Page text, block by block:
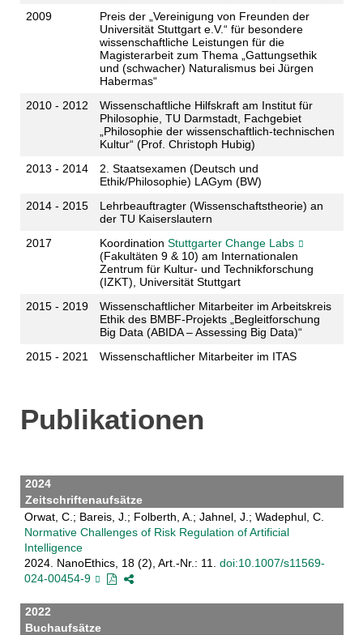
2009
Preis der „Vereinigung von Freunden der
Universität Stuttgart e.V.“ für besondere
wissenschaftliche Leistungen für die
Magisterarbeit zum Thema „Gattungsethik
und (schwacher) Naturalismus bei Jürgen
Habermas“
2010 - 2012
Wissenschaftliche Hilfskraft am Institut für
Philosophie, TU Darmstadt, Fachgebiet
„Philosophie der wissenschaftlich-technischen
Kultur“ (Prof. Christoph Hubig)
2013 - 2014
2. Staatsexamen (Deutsch und
Ethik/Philosophie) LAGym (BW)
2014 - 2015
Lehrbeauftragter (Wissenschaftstheorie) an
der TU Kaiserslautern
2017
Koordination Stuttgarter Change Labs
(Fakultäten 9 & 10) am Internationalen
Zentrum für Kultur- und Technikforschung
(IZKT), Universität Stuttgart
2015 - 2019
Wissenschaftlicher Mitarbeiter im Arbeitskreis
Ethik des BMBF-Projekts „Begleitforschung
Big Data (ABIDA – Assessing Big Data)“
2015 - 2021
Wissenschaftlicher Mitarbeiter im ITAS
Publikationen
2024
Zeitschriftenaufsätze
Orwat, C.; Bareis, J.; Folberth, A.; Jahnel, J.; Wadephul, C.
Normative Challenges of Risk Regulation of Artificial
Intelligence
2024. NanoEthics, 18 (2), Art.-Nr.: 11. doi:10.1007/s11569-
024-00454-9
2022
Buchaufsätze